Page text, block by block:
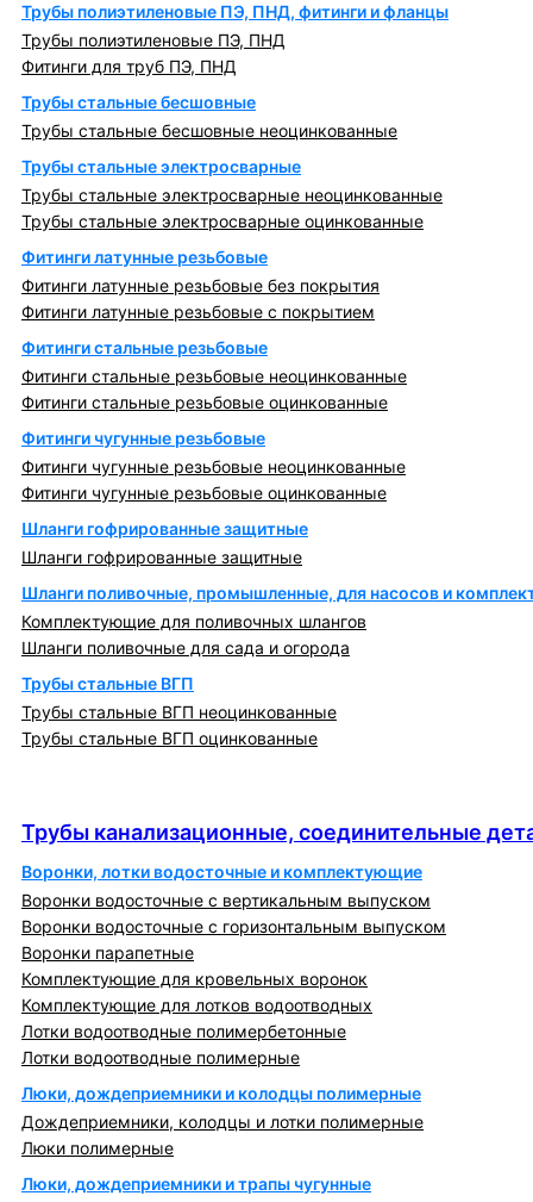
Трубы полиэтиленовые ПЭ, ПНД, фитинги и фланцы
Трубы полиэтиленовые ПЭ, ПНД
Фитинги для труб ПЭ, ПНД
Трубы стальные бесшовные
Трубы стальные бесшовные неоцинкованные
Трубы стальные электросварные
Трубы стальные электросварные неоцинкованные
Трубы стальные электросварные оцинкованные
Фитинги латунные резьбовые
Фитинги латунные резьбовые без покрытия
Фитинги латунные резьбовые с покрытием
Фитинги стальные резьбовые
Фитинги стальные резьбовые неоцинкованные
Фитинги стальные резьбовые оцинкованные
Фитинги чугунные резьбовые
Фитинги чугунные резьбовые неоцинкованные
Фитинги чугунные резьбовые оцинкованные
Шланги гофрированные защитные
Шланги гофрированные защитные
Шланги поливочные, промышленные, для насосов и
Комплектующие для поливочных шлангов
Шланги поливочные для сада и огорода
Трубы стальные ВГП
Трубы стальные ВГП неоцинкованные
Трубы стальные ВГП оцинкованные
Трубы канализационные, соединительные
Воронки, лотки водосточные и комплектующие
Воронки водосточные с вертикальным выпуском
Воронки водосточные с горизонтальным выпуском
Воронки парапетные
Комплектующие для кровельных воронок
Комплектующие для лотков водоотводных
Лотки водоотводные полимербетонные
Лотки водоотводные полимерные
Люки, дождеприемники и колодцы полимерные
Дождеприемники, колодцы и лотки полимерные
Люки полимерные
Люки, дождеприемники и трапы чугунные